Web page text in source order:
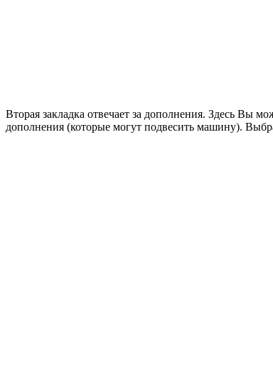
Вторая закладка отвечает за дополнения. Здесь Вы
дополнения (которые могут подвесить машину).